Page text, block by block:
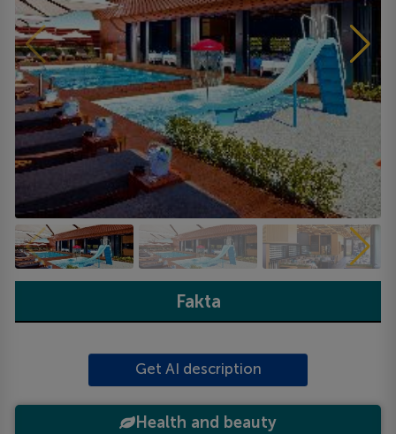
Fakta
Get AI description
Health and beauty